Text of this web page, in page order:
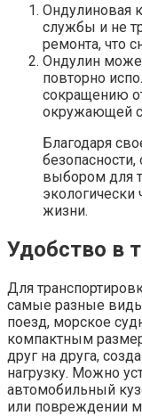
Ондулиновая
службы и не
ремонта, что
Ондулин
повторно
сокращению
окружающей
Благодаря
выбором для
экологически
жизни.
Удобство в
Для
самые разные виды
поезд, морское
компактным
друг на друга,
нагрузку. Можно
автомобильный
или повреждении